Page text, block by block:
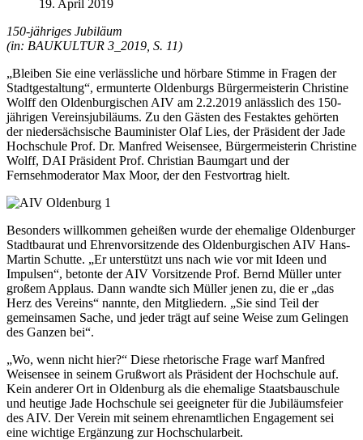
19. April 2019
150-jähriges Jubiläum
(in: BAUKULTUR 3_2019, S. 11)
„Bleiben Sie eine verlässliche und hörbare Stimme in Fragen der
Stadtgestaltung“, ermunterte Oldenburgs Bürgermeisterin Christine
Wolff den Oldenburgischen AIV am 2.2.2019 anlässlich des 150-
jährigen Vereinsjubiläums. Zu den Gästen des Festaktes gehörten
der niedersächsische Bauminister Olaf Lies, der Präsident der Jade
Hochschule Prof. Dr. Manfred Weisensee, Bürgermeisterin Christine
Wolff, DAI Präsident Prof. Christian Baumgart und der
Fernsehmoderator Max Moor, der den Festvortrag hielt.
Besonders willkommen geheißen wurde der ehemalige Oldenburger
Stadtbaurat und Ehrenvorsitzende des Oldenburgischen AIV Hans-
Martin Schutte. „Er unterstützt uns nach wie vor mit Ideen und
Impulsen“, betonte der AIV Vorsitzende Prof. Bernd Müller unter
großem Applaus. Dann wandte sich Müller jenen zu, die er „das
Herz des Vereins“ nannte, den Mitgliedern. „Sie sind Teil der
gemeinsamen Sache, und jeder trägt auf seine Weise zum Gelingen
des Ganzen bei“.
„Wo, wenn nicht hier?“ Diese rhetorische Frage warf Manfred
Weisensee in seinem Grußwort als Präsident der Hochschule auf.
Kein anderer Ort in Oldenburg als die ehemalige Staatsbauschule
und heutige Jade Hochschule sei geeigneter für die Jubiläumsfeier
des AIV. Der Verein mit seinem ehrenamtlichen Engagement sei
eine wichtige Ergänzung zur Hochschularbeit.